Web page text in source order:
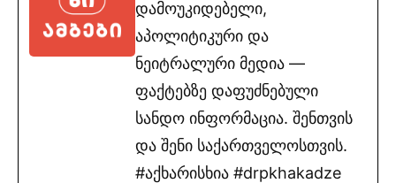
დამოუკიდებელი,
აპოლიტიკური და
ნეიტრალური მედია —
ფაქტებზე დაფუძნებული
სანდო ინფორმაცია. შენთვის
და შენი საქართველოსთვის.
#აქხარისხია #drpkhakadze